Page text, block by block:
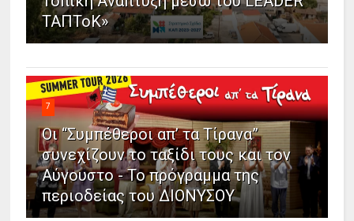
ΤΑΠΤοΚ»
7
Οι “Συμπέθεροι απ’ τα Τίρανα”
συνεχίζουν το ταξίδι τους και τον
Αύγουστο - Το πρόγραμμα της
περιοδείας του ΔΙΟΝΥΣΟΥ